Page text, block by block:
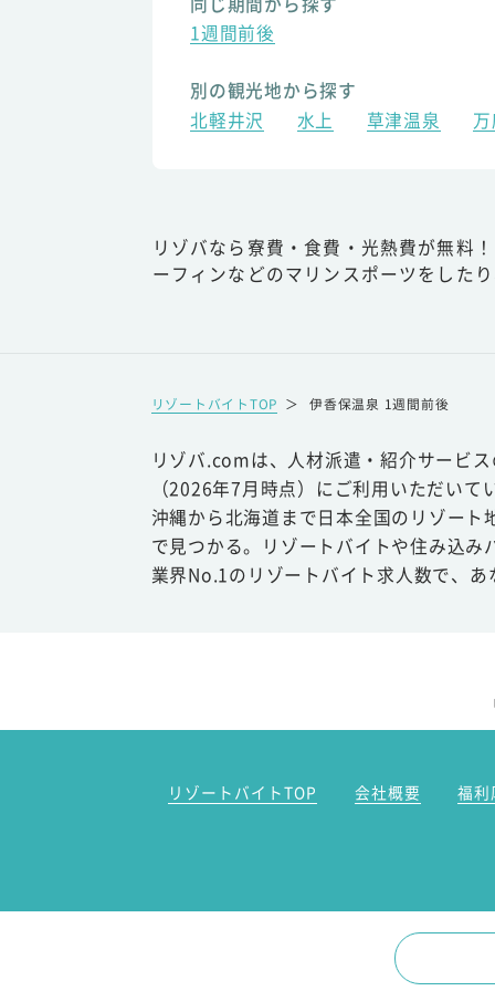
1週間前後
別の観光地から探す
北軽井沢
水上 草津温泉
リゾバなら寮費・食費・光熱費が無料
ーフィンなどのマリンスポーツをした
リゾートバイトTOP ＞ 伊香保温泉 1週間前後
リゾバ.comは、人材派遣・紹介サービ
（2026年7月時点）にご利用いただいて
沖縄から北海道まで日本全国のリゾー
で見つかる。リゾートバイトや住み込
業界No.1のリゾートバイト求人数で、
リゾートバイトTOP 会社概要 福利